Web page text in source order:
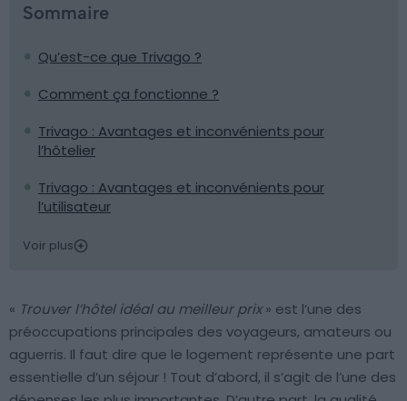
Sommaire
Qu’est-ce que Trivago ?
Comment ça fonctionne ?
Trivago : Avantages et inconvénients pour
l’hôtelier
Trivago : Avantages et inconvénients pour
l’utilisateur
Voir plus
« Trouver l’hôtel idéal au meilleur prix» est l’une des
préoccupations principales des voyageurs, amateurs ou
aguerris. Il faut dire que le logement représente une part
essentielle d’un séjour ! Tout d’abord, il s’agit de l’une des